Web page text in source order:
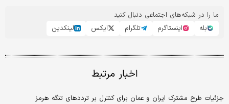
ما را در شبکه‌های اجتماعی دنبال کنید
بله
اینستاگرم تلگرام ایکس لینکدین
اخبار مرتبط
جزئیات طرح مشترک ایران و عمان برای کنترل بر ترددهای تنگه هرمز